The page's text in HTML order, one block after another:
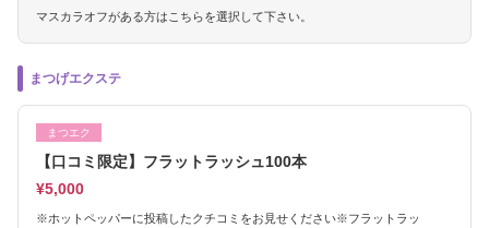
マスカラオフがある方はこちらを選択して下さい。
まつげエクステ
まつエク
【口コミ限定】フラットラッシュ100本
¥5,000
※ホットペッパーに投稿したクチコミをお見せください※フラットラッ